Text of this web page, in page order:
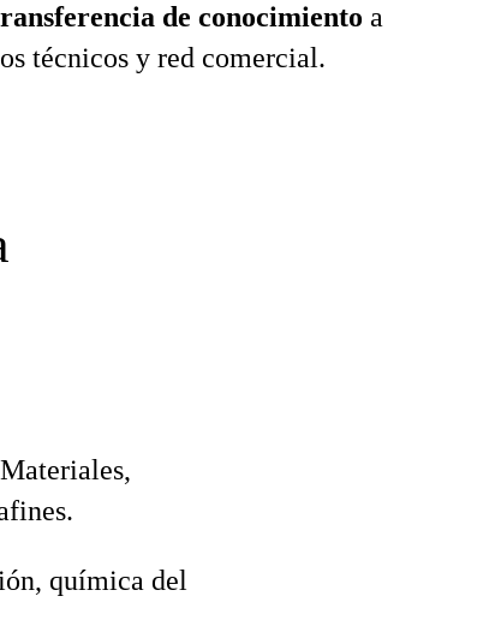
de conocimiento a
técnicos y red comercial.
química del